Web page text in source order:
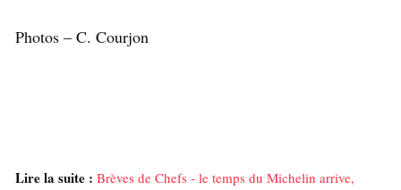
Photos – C. Courjon
Lire la suite : Brèves de Chefs - le temps du Michelin arrive,